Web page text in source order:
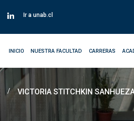
Ir a unab.cl
INICIO NUESTRA FACULTAD CARRERAS
/ VICTORIA STITCHKIN